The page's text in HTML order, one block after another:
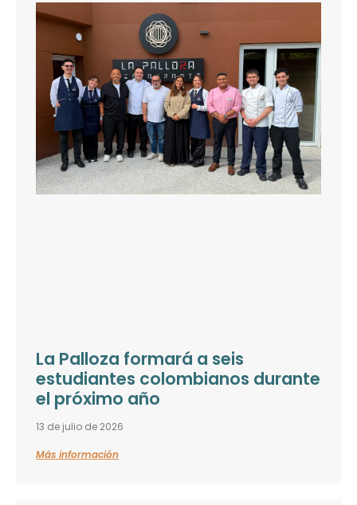
La Palloza formará a seis
estudiantes colombianos durante
el próximo año
13 de julio de 2026
Más información